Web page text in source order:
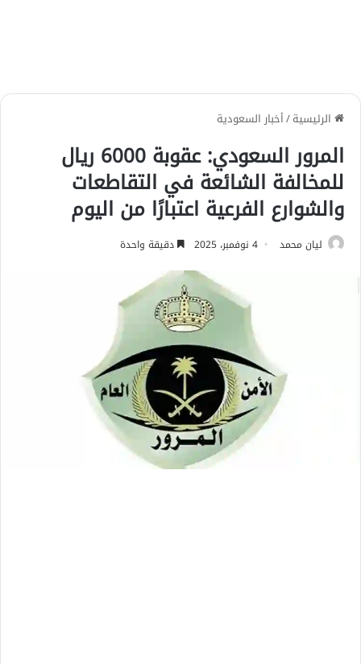
الرئيسية/أخبار السعودية
المرور السعودي: عقوبة 6000 ريال
للمخالفة الشائعة في التقاطعات
والشوارع الفرعية اعتبارًا من اليوم
ليان محمد 4 نوفمبر، 2025 دقيقة واحدة